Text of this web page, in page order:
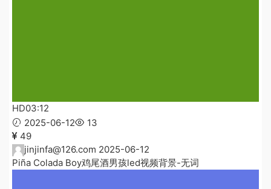
HD03:12
2025-06-12
13
49
jinjinfa@126.com 2025-06-12
Piña Colada Boy鸡尾酒男孩led视频背景-无词